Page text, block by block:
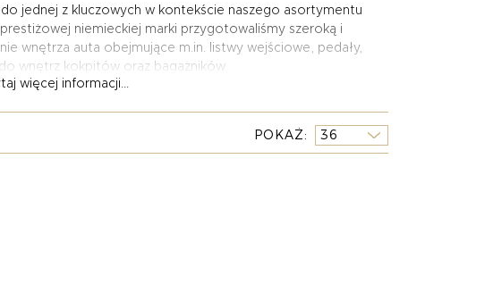
jednej z kluczowych w kontekście naszego asortymentu
niemieckiej marki przygotowaliśmy szeroką i
wnętrza auta obejmujące m.in. listwy wejściowe, pedały,
wnętrz kokpitów oraz bagażników.
więcej informacji...
POKAŻ